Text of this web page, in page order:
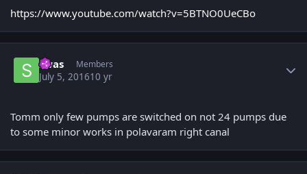
https://www.youtube.com/watch?v=5BTNO0UeCBo
swas Members
July 5, 201610 yr
Tomm only few pumps are switched on not 24 pumps due
to some minor works in polavaram right canal